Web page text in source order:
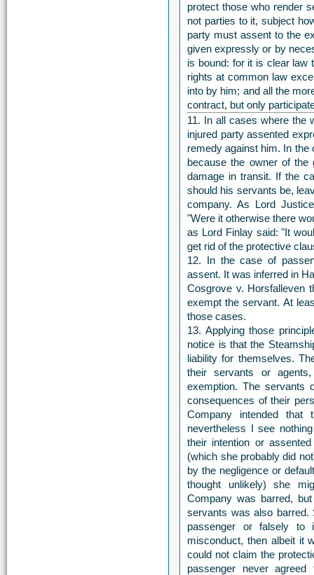
protect those who render
not parties to it, subject
party must assent to the
given expressly or by
is bound: for it is clear law
rights at common law
into by him; and all the
contract, but only
11. In all cases where the
injured party assented
remedy against him. In the
because the owner of
damage in transit. If the
should his servants be,
company. As Lord
"Were it otherwise there
as Lord Finlay said: "It
get rid of the protective
12. In the case of
assent. It was inferred in
Cosgrove v. Horsfalleven
exempt the servant. At
those cases.
13. Applying those
notice is that the
liability for themselves.
their servants or
exemption. The servants
consequences of their
Company intended that
nevertheless I see
their intention or
(which she probably did
by the negligence or
thought unlikely) she
Company was barred,
servants was also
passenger or falsely to
misconduct, then albeit it
could not claim the
passenger never